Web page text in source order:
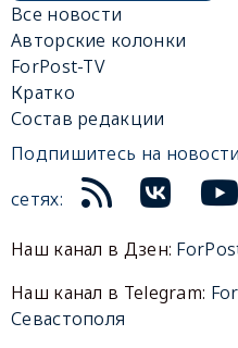
Все новости
Авторские колонки
ForPost-TV
Кратко
Состав редакции
Подпишитесь на
сетях:
Наш канал в Дзен:
Наш канал в Telegram:
Севастополя